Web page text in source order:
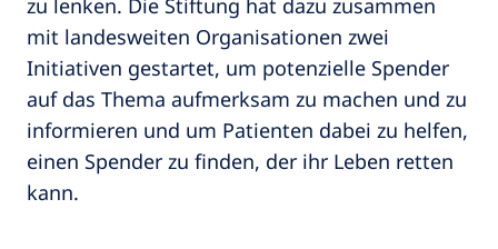
zu lenken. Die Stiftung hat dazu zusammen
mit landesweiten Organisationen zwei
Initiativen gestartet, um potenzielle Spender
auf das Thema aufmerksam zu machen und zu
informieren und um Patienten dabei zu helfen,
einen Spender zu finden, der ihr Leben retten
kann.